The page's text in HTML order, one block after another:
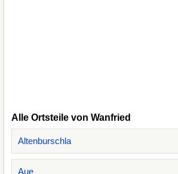
Alle Ortsteile von Wanfried
Altenburschla
Aue